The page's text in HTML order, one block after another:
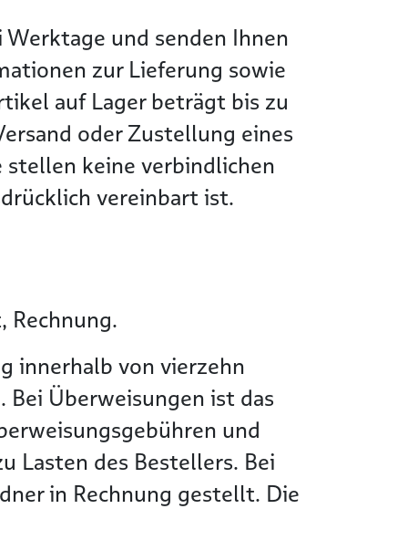
und senden Ihnen
zur Lieferung sowie
auf Lager beträgt bis zu
oder Zustellung eines
stellen keine verbindlichen
vereinbart ist.
Rechnung.
innerhalb von vierzehn
Überweisungen ist das
und
Lasten des Bestellers. Bei
in Rechnung gestellt. Die